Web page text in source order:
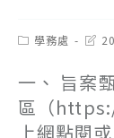
Post學務處
Post
一、 旨案
區（
上網點閱